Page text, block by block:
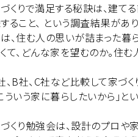
くりで満足する秘訣は、建
ること、 という調査結果があり
、住む人の思いが詰まった暮
て、どんな家を望むのか。住
、B社、C社など比較して家づ
ういう家に暮らしたいから」
くり勉強会は、設計のプロや